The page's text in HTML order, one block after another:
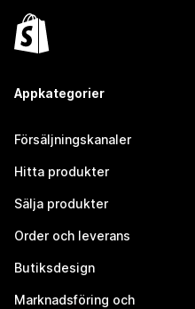
Appkategorier
Försäljningskanaler
Hitta produkter
Sälja produkter
Order och leverans
Butiksdesign
Marknadsföring och